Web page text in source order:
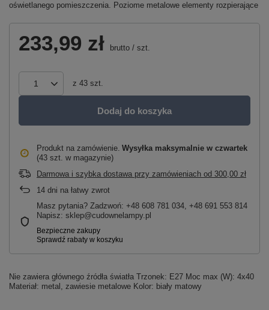
oświetlanego pomieszczenia. Poziome metalowe elementy rozpierające
233,99 zł brutto / szt.
z 43 szt.
Dodaj do koszyka
Produkt na zamówienie Wysyłka maksymalnie w czwartek
(43 szt. w magazynie)
Darmowa i szybka dostawa przy zamówieniach od 300,00 zł
14 dni na łatwy zwrot
Masz pytania? Zadzwoń: +48 608 781 034, +48 691 553 814
Napisz: sklep@cudownelampy.pl
Nie zawiera głównego źródła światła Trzonek: E27 Moc max (W): 4x40
Materiał: metal, zawiesie metalowe Kolor: biały matowy